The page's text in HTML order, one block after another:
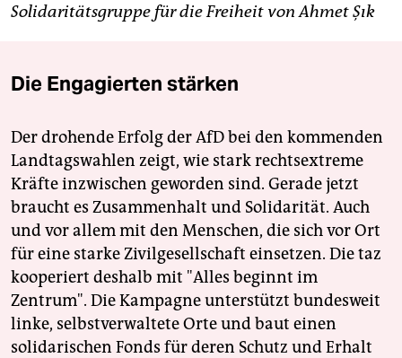
Solidaritätsgruppe für die Freiheit von Ahmet Şık
Die Engagierten stärken
Der drohende Erfolg der AfD bei den kommenden
Landtagswahlen zeigt, wie stark rechtsextreme
Kräfte inzwischen geworden sind. Gerade jetzt
braucht es Zusammenhalt und Solidarität. Auch
und vor allem mit den Menschen, die sich vor Ort
für eine starke Zivilgesellschaft einsetzen. Die taz
kooperiert deshalb mit "Alles beginnt im
Zentrum". Die Kampagne unterstützt bundesweit
linke, selbstverwaltete Orte und baut einen
solidarischen Fonds für deren Schutz und Erhalt